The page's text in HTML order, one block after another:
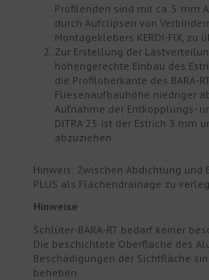
Profilenden sind mit ca. 5 mm
durch Aufclipsen von
Montageklebers KERDI-FIX, zu
Zur Erstellung der
höhengerechte Einbau des
die Profiloberkante des BARA-
Fliesenaufbauhöhe niedriger
Aufnahme der Entkopplungs-
DITRA 25 ist der Estrich 3 mm
abzuziehen.
Hinweis: Zwischen Abdichtung und
PLUS als Flächendrainage zu
Hinweise
Schlüter-BARA-RT bedarf keiner
Die beschichtete Oberfläche des
Beschädigungen der Sichtfläche
beheben.